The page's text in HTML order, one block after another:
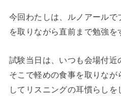
今回わたしは、ルノアールで
を取りながら直前まで勉強を
試験当日は、いつも会場付近
そこで軽めの食事を取りな
してリスニングの耳慣らしを